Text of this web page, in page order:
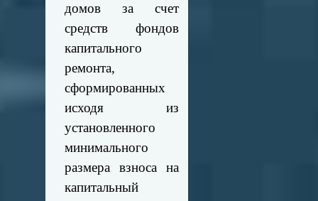
домов за счет
средств фондов
капитального
ремонта,
сформированных
исходя из
установленного
минимального
размера взноса на
капитальный